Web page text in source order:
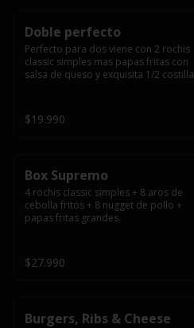
Doble perfecto
Perfecto para dos viene con 2 rochis
classic simples mas papas fritas con
salsa de queso y exquisita 1/2 costilla
$19.990
Box Supremo
4 rochis classic simples + 8 aros de
cebolla fritos + 8 nugget de pollo +
papas fritas grandes.
$27.990
Burgers, Ribs & Cheese